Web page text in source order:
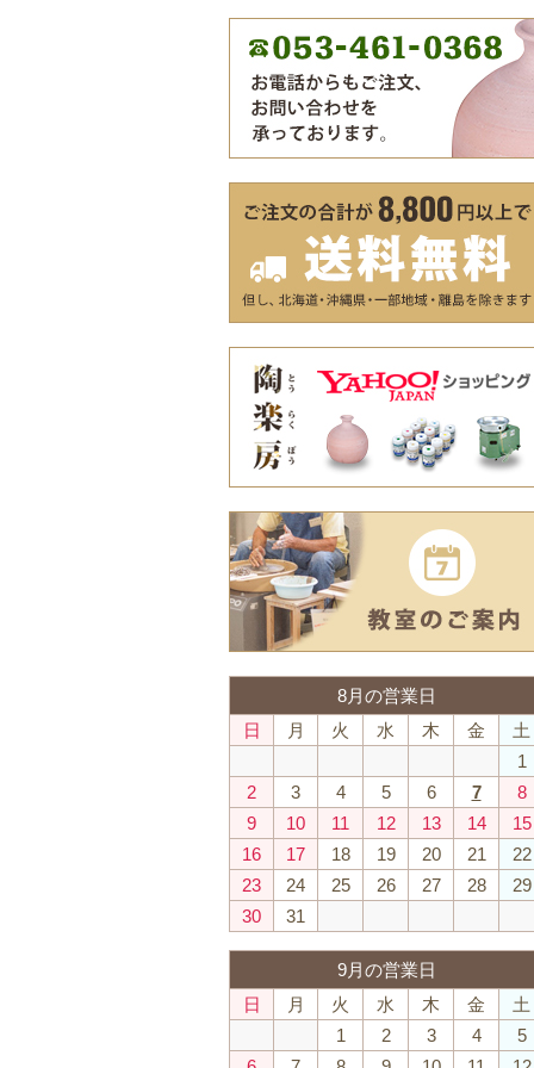
8月の営業日
日
月 火 水 木 金
土
1
2
3 4 5 6 7
8
9
10 11 12 13 14
15
16
17 18 19 20 21
22
23
24 25 26 27 28
29
30
31
9月の営業日
日
月 火 水 木 金
土
1
2 3 4
5